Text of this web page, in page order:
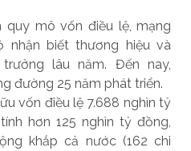
quy mô vốn điều lệ, mạng
nhận biết thương hiệu và
lâu năm. Đến nay,
đường 25 năm phát triển.
vốn điều lệ 7.688 nghìn tỷ
hơn 125 nghìn tỷ đồng,
khắp cả nước (162 chi